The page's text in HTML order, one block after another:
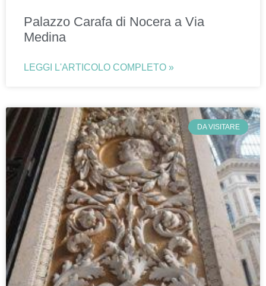
Palazzo Carafa di Nocera a Via
Medina
LEGGI L'ARTICOLO COMPLETO »
DA VISITARE